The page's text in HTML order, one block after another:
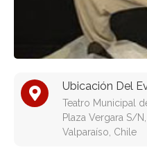
Ubicación Del
Teatro Municipal
Plaza Vergara S/
Valparaíso, Chile